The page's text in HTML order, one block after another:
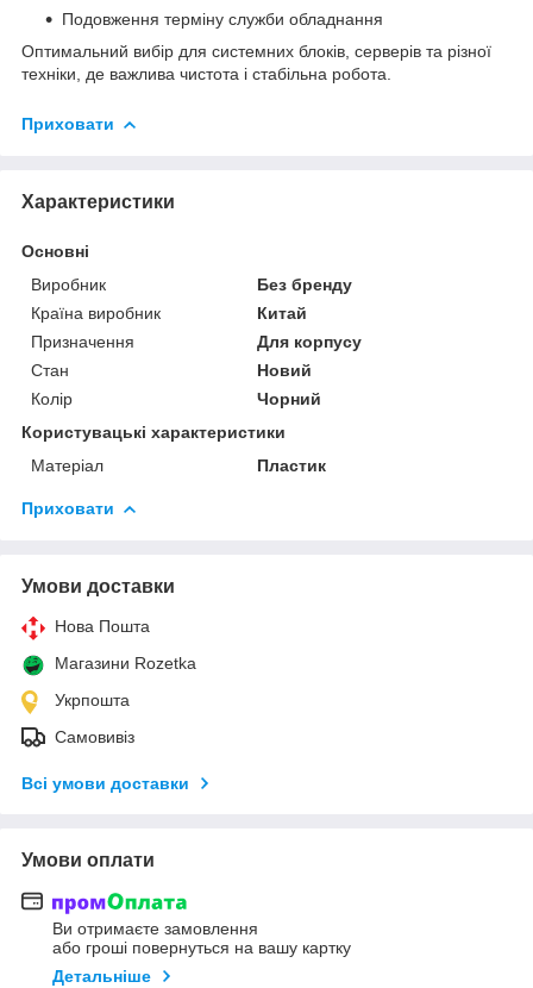
Подовження терміну служби обладнання
Оптимальний вибір для системних блоків, серверів та різної
техніки, де важлива чистота і стабільна робота.
Приховати
Характеристики
Основні
Виробник
Без бренду
Країна виробник
Китай
Призначення
Для корпусу
Стан
Новий
Колір
Чорний
Користувацькі характеристики
Матеріал
Пластик
Приховати
Умови доставки
Нова Пошта
Магазини Rozetka
Укрпошта
Самовивіз
Всі умови доставки
Умови оплати
Ви отримаєте замовлення
або гроші повернуться на вашу картку
Детальніше